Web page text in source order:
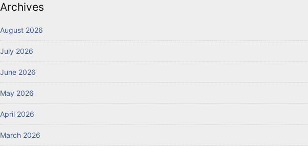
Archives
August 2026
July 2026
June 2026
May 2026
April 2026
March 2026